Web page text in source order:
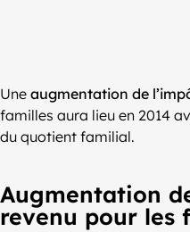
Une augmentation de
familles aura lieu en 2014
du quotient familial.
Augmentation
revenu pour les